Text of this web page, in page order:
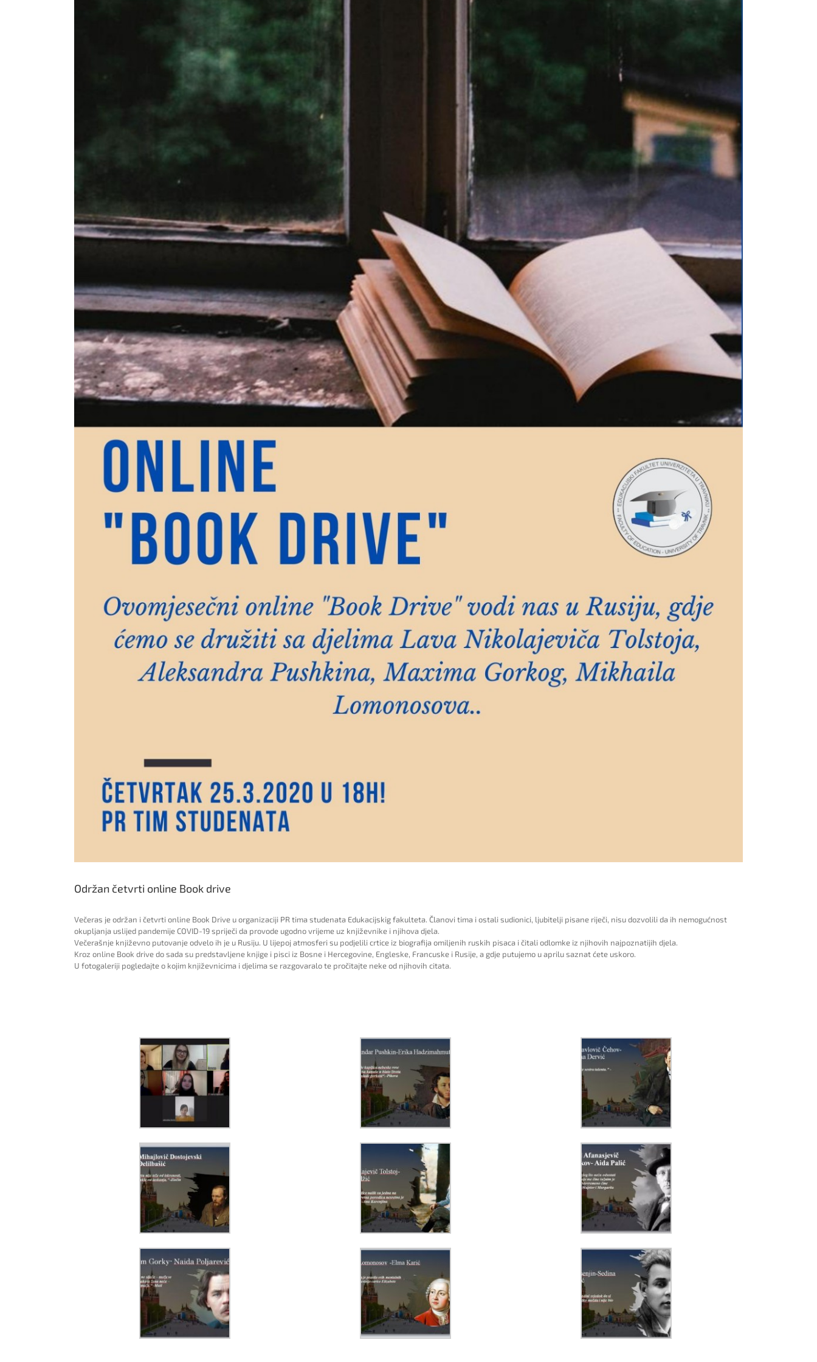
Održan četvrti online Book drive
Večeras je održan i četvrti online Book Drive u organizaciji PR tima studenata Edukacijskig fakulteta. Članovi tima i ostali sudionici, ljubitelji pisane riječi, nisu dozvolili da ih nemogućnost
okupljanja uslijed pandemije COVID-19 spriječi da provode ugodno vrijeme uz književnike i njihova djela.
Večerašnje književno putovanje odvelo ih je u Rusiju. U lijepoj atmosferi su podjelili crtice iz biografija omiljenih ruskih pisaca i čitali odlomke iz njihovih najpoznatijih djela.
Kroz online Book drive do sada su predstavljene knjige i pisci iz Bosne i Hercegovine, Engleske, Francuske i Rusije, a gdje putujemo u aprilu saznat ćete uskoro.
U fotogaleriji pogledajte o kojim književnicima i djelima se razgovaralo te pročitajte neke od njihovih citata.